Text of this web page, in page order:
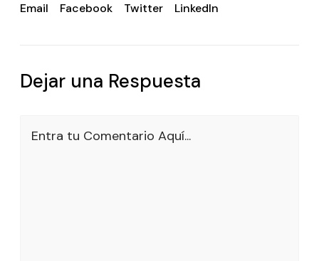
Email Facebook Twitter LinkedIn
Dejar una Respuesta
Entra tu Comentario Aquí...